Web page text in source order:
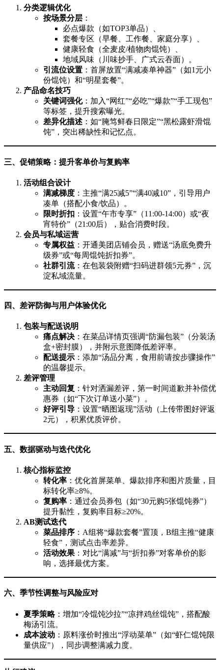
分类逻辑优化
按场景分层 ：
必点爆款（如TOP3单品）、
套餐专区（早餐、工作餐、家庭分享）、
健康轻食（全麦皮/植物肉馄饨）、
地域风味（川味抄手、广式云吞面）。
引流位设置 ：首屏放置“满减凑单神器”（如1元小
份馄饨）和“明星套餐”。
产品命名技巧
关键词强化：加入“网红”“必吃”“爆款”“手工现包”
等标签，提升搜索曝光。
差异化描述 ：如“腌笃鲜春日限定”“黑松露虾滑馄
饨”，突出稀缺性和记忆点。
三、促销策略：提升客单价与复购率
活动组合设计
满减梯度 ：主推“满25减5”“满40减10”，引导用户
凑单（搭配小食/饮品）。
限时折扣 ：设置“午市专享”（11:00-14:00）或“夜
宵特价”（21:00后），贴合消费时段。
会员与私域运营
专属权益 ：开通美团店铺会员，赠送“汤底免费升
级券”或“每周馄饨折扣券”。
社群引流：在包装袋附赠“扫码进群领5元券”，沉
淀私域流量。
四、差评防御与用户体验优化
包装与配送说明
痛点解决 ：在菜品详情页强调“防漏包装”（分装汤
盒+密封膜），并附示意图降低差评率。
配送提示 ：添加“汤品分离，食用前请按步骤操作”
的温馨提示。
差评管理
主动回复 ：针对洒漏差评，第一时间道歉并补偿优
惠券（如“下次订单送小菜”）。
好评引导 ：设置“晒图返现”活动（上传带图好评返
2元），积累优质评价。
五、数据驱动与迭代优化
核心指标监控
转化率 ：优化首屏菜单、爆款排序和图片质量，目
标转化率≥8%。
复购率 ：通过会员券包（如“30元购5张馄饨券”）
提升黏性，复购率目标≥20%。
AB测试迭代
菜品排序 ：A组将“爆款套餐”置顶，B组主推“健康
轻食”，测试点击率差异。
活动效果 ：对比“满减”与“折扣券”对客单价的影
响，选择最优方案。
六、季节性调整与风险应对
夏季策略：增加“冷馄饨沙拉”“凉拌鸡丝馄饨”，搭配酸
梅汤引流。
成本波动 ：原料涨价时推出“浮动菜单”（如“虾仁馄饨限
量供应”），同步调整满减力度。